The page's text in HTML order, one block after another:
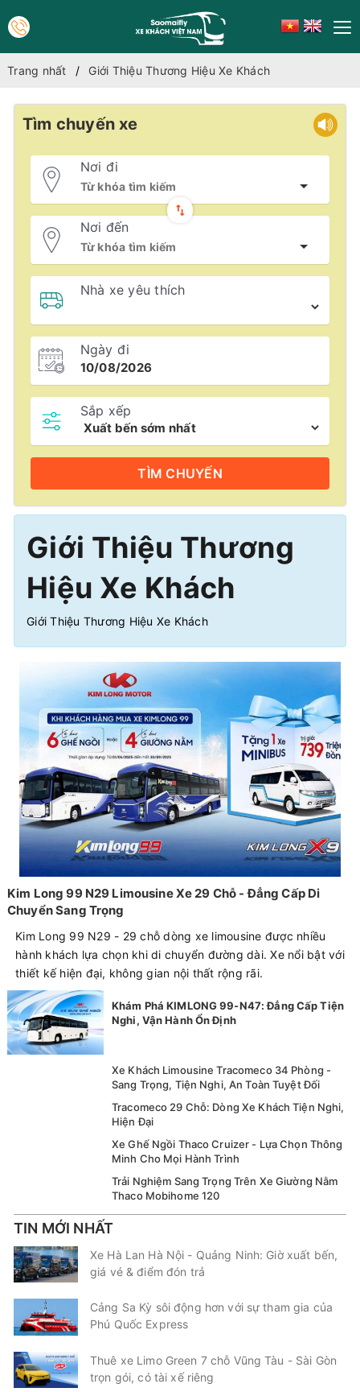
Trang nhất Giới Thiệu Thương Hiệu Xe Khách
Tìm chuyến xe
Nơi đi
Nơi đến
Nhà xe yêu thích
Ngày đi
Sắp xếp
TÌM CHUYẾN
Giới Thiệu Thương
Hiệu Xe Khách
Giới Thiệu Thương Hiệu Xe Khách
Kim Long 99 N29 Limousine Xe 29 Chỗ - Đẳng Cấp Di
Chuyển Sang Trọng
Kim Long 99 N29 - 29 chỗ dòng xe limousine được nhiều
hành khách lựa chọn khi di chuyển đường dài. Xe nổi bật với
thiết kế hiện đại, không gian nội thất rộng rãi.
Khám Phá KIMLONG 99-N47: Đẳng Cấp Tiện
Nghi, Vận Hành Ổn Định
Xe Khách Limousine Tracomeco 34 Phòng -
Sang Trọng, Tiện Nghi, An Toàn Tuyệt Đối
Tracomeco 29 Chỗ: Dòng Xe Khách Tiện Nghi,
Hiện Đại
Xe Ghế Ngồi Thaco Cruizer - Lựa Chọn Thông
Minh Cho Mọi Hành Trình
Trải Nghiệm Sang Trọng Trên Xe Giường Nằm
Thaco Mobihome 120
TIN MỚI NHẤT
Xe Hà Lan Hà Nội - Quảng Ninh: Giờ xuất bến,
giá vé & điểm đón trả
Cảng Sa Kỳ sôi động hơn với sự tham gia của
Phú Quốc Express
Thuê xe Limo Green 7 chỗ Vũng Tàu - Sài Gòn
trọn gói, có tài xế riêng